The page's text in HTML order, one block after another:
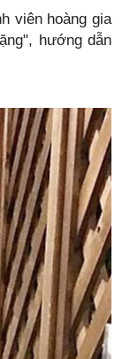
viên hoàng gia
hướng dẫn